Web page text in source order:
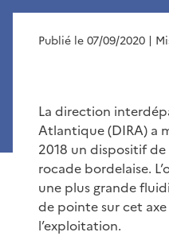
Publié le 07/09/2020 |
La direction
Atlantique (DIRA) a
2018 un dispositif
rocade bordelaise.
une plus grande
de pointe sur cet
l’exploitation.